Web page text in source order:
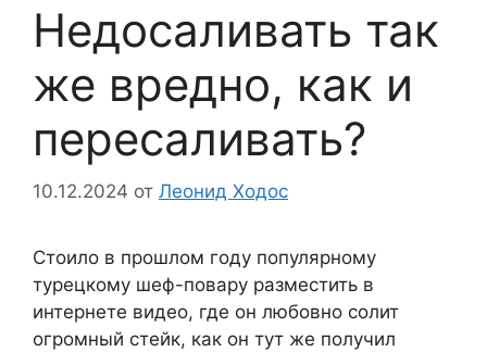
Недосаливать так
же вредно, как и
пересаливать?
10.12.2024 от Леонид Ходос
Стоило в прошлом году популярному
турецкому шеф-повару разместить в
интернете видео, где он любовно солит
огромный стейк, как он тут же получил